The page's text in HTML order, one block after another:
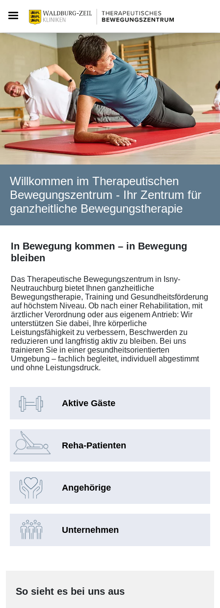
Willkommen im Therapeutischen
Bewegungs­zentrum - Ihr Zentrum für
ganzheitliche Bewegungstherapie
In Bewegung kommen – in Bewegung
bleiben
Das Therapeutische Bewegungszentrum in Isny-
Neutrauchburg bietet Ihnen ganzheitliche
Bewegungstherapie, Training und Gesundheitsförderung
auf höchstem Niveau. Ob nach einer Rehabilitation, mit
ärztlicher Verordnung oder aus eigenem Antrieb: Wir
unterstützen Sie dabei, Ihre körperliche
Leistungsfähigkeit zu verbessern, Beschwerden zu
reduzieren und langfristig aktiv zu bleiben. Bei uns
trainieren Sie in einer gesundheitsorientierten
Umgebung – fachlich begleitet, individuell abgestimmt
und ohne Leistungsdruck.
Aktive Gäste
Reha-Patienten
Angehörige
Unternehmen
So sieht es bei uns aus